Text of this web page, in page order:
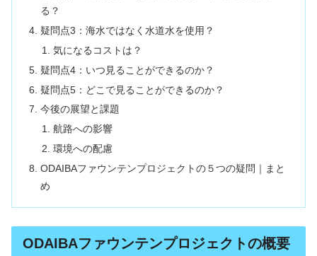
る？
疑問点3：海水ではなく水道水を使用？
気になるコストは？
疑問点4：いつ見ることができるのか？
疑問点5：どこで見ることができるのか？
今後の展望と課題
航路への影響
環境への配慮
ODAIBAファウンテンプロジェクトの５つの疑問｜まと
め
ODAIBAファウンテンプロジェクトの概要